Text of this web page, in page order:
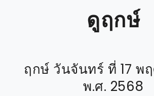
ดูฤกษ์
ปฎิทิน
ฤกษ์ วันจันทร์ ที่ 17 พ
พ.ศ. 2568